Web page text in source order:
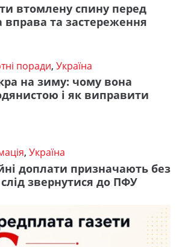
втомлену спину перед
вправа та застереження
поради, Україна
на зиму: чому вона
і як виправити
, Україна
доплати призначають без
звернутися до ПФУ